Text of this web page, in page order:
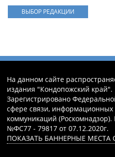
ВЫБОР РЕДАКЦИИ
На данном сайте
издания "Кондопожский край".
Зарегистрировано
сфере связи, информационных
коммуникаций (Роскомнадзор).
№ФС77 - 79817 от 07.12.2020г.
ПОКАЗАТЬ БАННЕРНЫЕ МЕСТА